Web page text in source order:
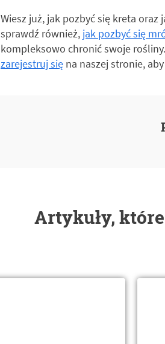
Wiesz już, jak pozbyć się kreta
sprawdź również, jak pozbyć się
kompleksowo chronić swoje
zarejestruj sięna naszej stronie,
Artykuły,